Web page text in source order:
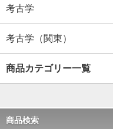
考古学
考古学（関東）
商品カテゴリー一覧
商品検索